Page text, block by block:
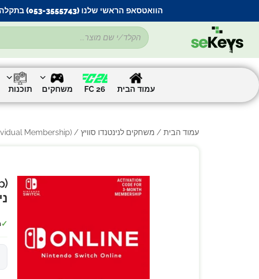
הוואטסאפ הראשי שלנו (053-3555743) בתקלה זמנית
עמוד הבית FC 26 משחקים תוכנות
עמוד הבית / משחקים לנינטנדו סוויץ / Nintendo Switch Online (Individual Membership) מנוי נינטנדו סוויץ’ אונליין לחשבון יחיד
✓